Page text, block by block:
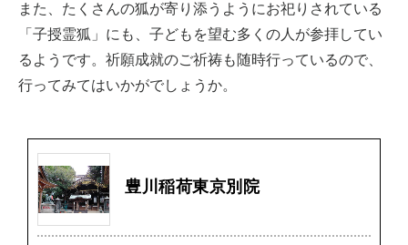
また、たくさんの狐が寄り添うようにお祀りされている
「子授霊狐」にも、子どもを望む多くの人が参拝してい
るようです。祈願成就のご祈祷も随時行っているので、
行ってみてはいかがでしょうか。
豊川稲荷東京別院